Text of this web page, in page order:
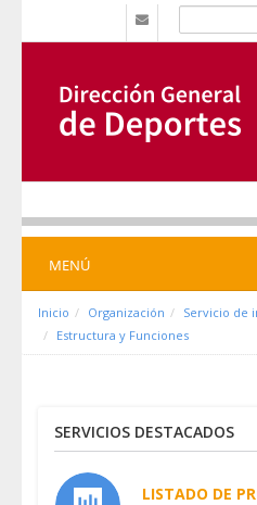
Zum Inhalt wechseln
MENÚ
Inicio Organización
Servicio de
Estructura y Funciones
SERVICIOS DESTACADOS
LISTADO DE